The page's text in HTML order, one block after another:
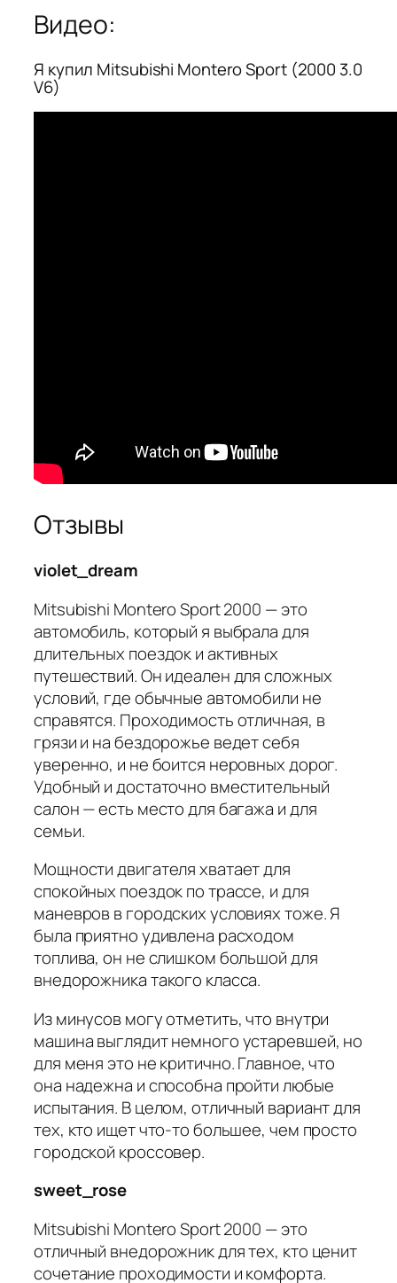
Видео:
Я купил Mitsubishi Montero Sport (2000 3.0
V6)
Отзывы
violet_dream
Mitsubishi Montero Sport 2000 — это
автомобиль, который я выбрала для
длительных поездок и активных
путешествий. Он идеален для сложных
условий, где обычные автомобили не
справятся. Проходимость отличная, в
грязи и на бездорожье ведет себя
уверенно, и не боится неровных дорог.
Удобный и достаточно вместительный
салон — есть место для багажа и для
семьи.
Мощности двигателя хватает для
спокойных поездок по трассе, и для
маневров в городских условиях тоже. Я
была приятно удивлена расходом
топлива, он не слишком большой для
внедорожника такого класса.
Из минусов могу отметить, что внутри
машина выглядит немного устаревшей, но
для меня это не критично. Главное, что
она надежна и способна пройти любые
испытания. В целом, отличный вариант для
тех, кто ищет что-то большее, чем просто
городской кроссовер.
sweet_rose
Mitsubishi Montero Sport 2000 — это
отличный внедорожник для тех, кто ценит
сочетание проходимости и комфорта.